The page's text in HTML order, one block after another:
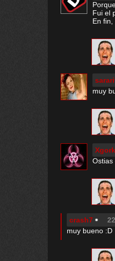
Fui el
En
muy
Ostias
crash7
muy bueno :D